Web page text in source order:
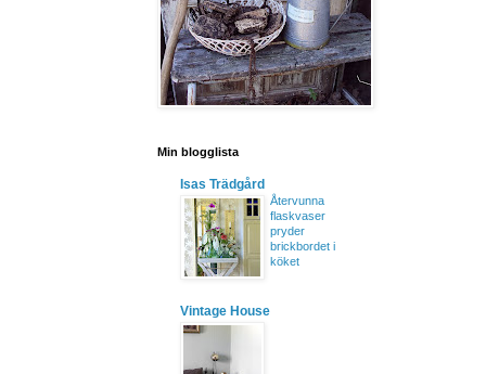
Min blogglista
Isas Trädgård
Återvunna
flaskvaser
pryder
brickbordet i
köket
Vintage House